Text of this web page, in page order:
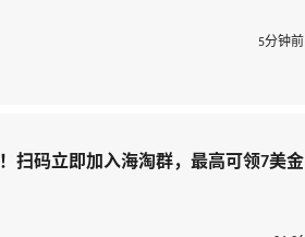
5分钟前
扫码立即加入海淘群，最高可领7美金